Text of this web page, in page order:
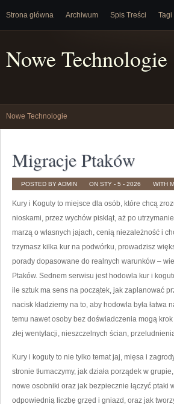
Strona główna Archiwum Spis Treści Tagi
Nowe Technologie
Nowe Technologie
Migracje Ptaków
POSTED BY ADMIN ON STY - 5 - 2026 WITH
Kury i Koguty to miejsce dla osób, które chcą
nioskami, przez wychów piskląt, aż po
marzą o własnych jajach, cenią niezależność i
trzymasz kilka kur na podwórku, prowadzisz
porady dopasowane do realnych warunków –
Ptaków. Sednem serwisu jest hodowla kur i
ile sztuk ma sens na początek, jak zaplanować
nacisk kładziemy na to, aby hodowla była
temu nawet osoby bez doświadczenia mogą
złej wentylacji, nieszczelnych ścian,
Kury i koguty to nie tylko temat jaj, mięsa i
stronie tłumaczymy, jak działa porządek w
nowe osobniki oraz jak bezpiecznie łączyć ptaki
odpowiednią liczbę grzęd i gniazd, oraz jak